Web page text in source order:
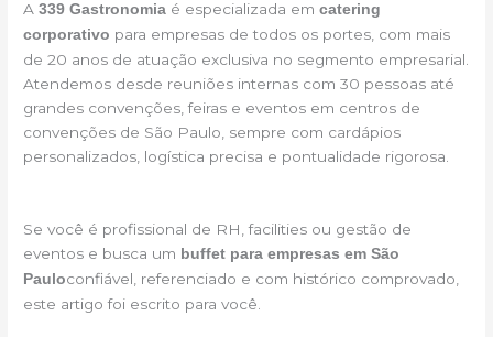
A339 Gastronomia é especializada emcatering
corporativo para empresas de todos os portes, com mais
de 20 anos de atuação exclusiva no segmento empresarial.
Atendemos desde reuniões internas com 30 pessoas até
grandes convenções, feiras e eventos em centros de
convenções de São Paulo, sempre com cardápios
personalizados, logística precisa e pontualidade rigorosa.
Se você é profissional de RH, facilities ou gestão de
eventos e busca um buffet para empresas em São
Pauloconfiável, referenciado e com histórico comprovado,
este artigo foi escrito para você.